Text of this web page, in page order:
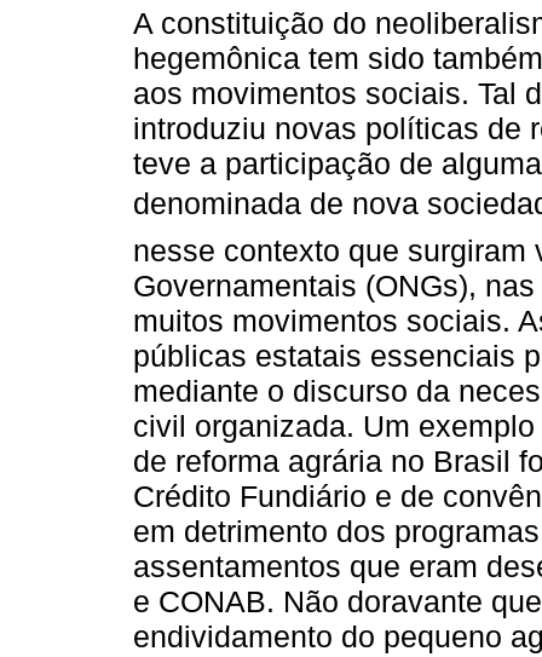
A constituição do
hegemônica tem sido
aos movimentos sociais. Tal
introduziu novas políticas de
teve a participação de
denominada de nova
nesse contexto que surgiram
Governamentais (ONGs),
muitos movimentos sociais.
públicas estatais essenciais
mediante o discurso da
civil organizada. Um
de reforma agrária no Brasil
Crédito Fundiário e de
em detrimento dos
assentamentos que eram
e CONAB. Não doravante
endividamento do pequeno